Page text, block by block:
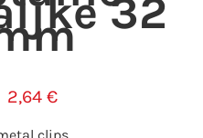
32
2,64 €